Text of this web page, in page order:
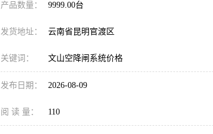
产品数量： 9999.00台
发货地址： 云南省昆明官渡区
关键词： 文山空降闸系统价格
发布日期： 2026-08-09
阅 读 量： 110